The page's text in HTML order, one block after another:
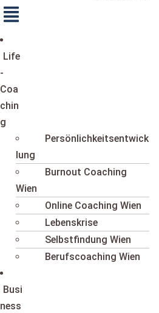
M
e
ü
Life
-
Coa
chin
g
Persönlichkeitsentwick
lung
Burnout Coaching
Wien
Online Coaching Wien
Lebenskrise
Selbstfindung Wien
Berufscoaching Wien
Busi
ness